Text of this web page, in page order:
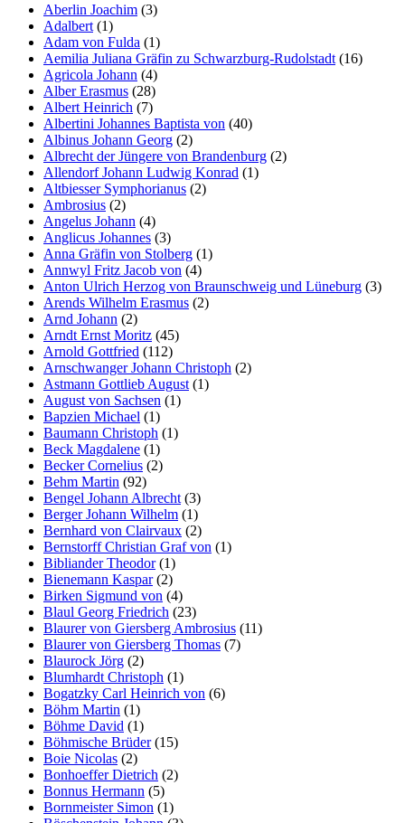
Aberlin Joachim (3)
Adalbert (1)
Adam von Fulda (1)
Aemilia Juliana Gräfin zu Schwarzburg-Rudolstadt (16)
Agricola Johann (4)
Alber Erasmus (28)
Albert Heinrich (7)
Albertini Johannes Baptista von (40)
Albinus Johann Georg (2)
Albrecht der Jüngere von Brandenburg (2)
Allendorf Johann Ludwig Konrad (1)
Altbiesser Symphorianus (2)
Ambrosius (2)
Angelus Johann (4)
Anglicus Johannes (3)
Anna Gräfin von Stolberg (1)
Annwyl Fritz Jacob von (4)
Anton Ulrich Herzog von Braunschweig und Lüneburg (3)
Arends Wilhelm Erasmus (2)
Arnd Johann (2)
Arndt Ernst Moritz (45)
Arnold Gottfried (112)
Arnschwanger Johann Christoph (2)
Astmann Gottlieb August (1)
August von Sachsen (1)
Bapzien Michael (1)
Baumann Christoph (1)
Beck Magdalene (1)
Becker Cornelius (2)
Behm Martin (92)
Bengel Johann Albrecht (3)
Berger Johann Wilhelm (1)
Bernhard von Clairvaux (2)
Bernstorff Christian Graf von (1)
Bibliander Theodor(1)
Bienemann Kaspar(2)
Birken Sigmund von (4)
Blaul Georg Friedrich (23)
Blaurer von Giersberg Ambrosius (11)
Blaurer von Giersberg Thomas (7)
Blaurock Jörg (2)
Blumhardt Christoph (1)
Bogatzky Carl Heinrich von (6)
Böhm Martin (1)
Böhme David (1)
Böhmische Brüder(15)
Boie Nicolas (2)
Bonhoeffer Dietrich (2)
Bonnus Hermann (5)
Bornmeister Simon (1)